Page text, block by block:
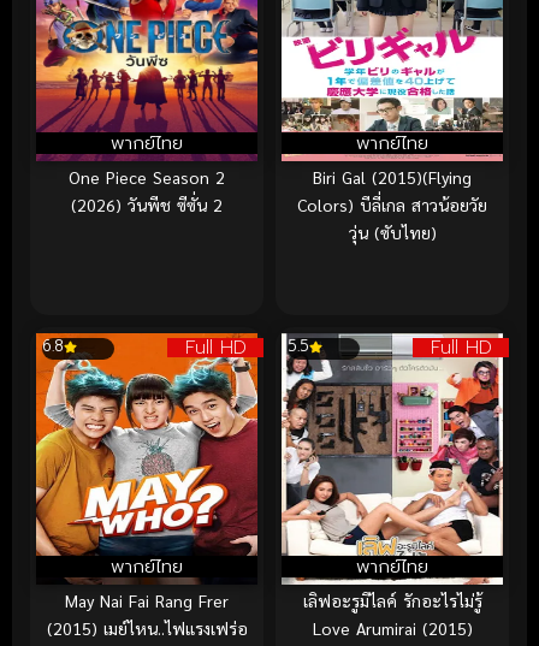
พากย์ไทย
One Piece Season 2
(2026) วันพีช ซีซั่น 2
พากย์ไทย
Biri Gal (2015)(Flying
Colors) บีลี่เกล สาวน้อยวัย
วุ่น (ซับไทย)
Full HD
พากย์ไทย
6.8
May Nai Fai Rang Frer
(2015) เมย์ไหน..ไฟแรงเฟร่อ
Full HD
พากย์ไทย
5.5
เลิฟอะรูมิไลค์ รักอะไรไม่รู้
Love Arumirai (2015)